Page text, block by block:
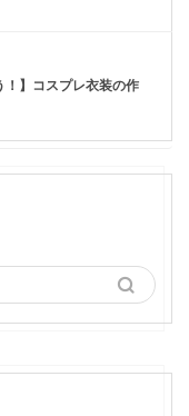
！】コスプレ衣装の作